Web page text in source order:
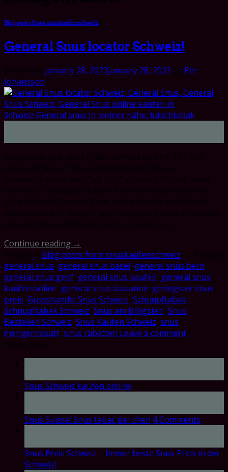
Blog posts from snuskaufenschweiz
General Snus locator Schweiz!
January 28, 2023January 28, 2023
Per
Johansson
Continue reading →
Blog posts from snuskaufenschweiz
general snus general snus basel general snus bern
general snus genf general snus kaufen general snus
kaufen online general snus lausanne geringster snus
preis Grosshandel Snus Schweiz Schnupftabak
Schnupftabak Schweiz Snus am Billigsten Snus
Bestellen Schweiz Snus Kaufen Schweiz snus
mengenrabatt snus rabatten Leave a comment
Snus Schweiz kaufen online!
Snus Suisse: Snus tabac par cher! 4Comments
Snus Preis Schweiz – Immer beste Snus Preis in der
Schweiz!